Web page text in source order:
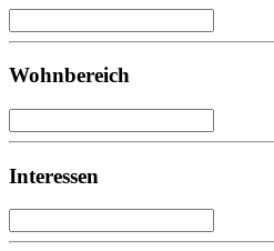
Wohnbereich
Interessen